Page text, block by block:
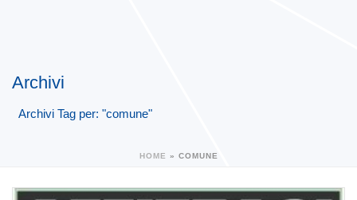
Archivi
Archivi Tag per: "comune"
HOME » COMUNE